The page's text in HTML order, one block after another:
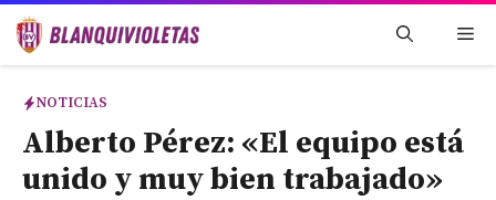
Saltar
NOTICIAS
Alberto Pérez: «El equipo está
unido y muy bien trabajado»